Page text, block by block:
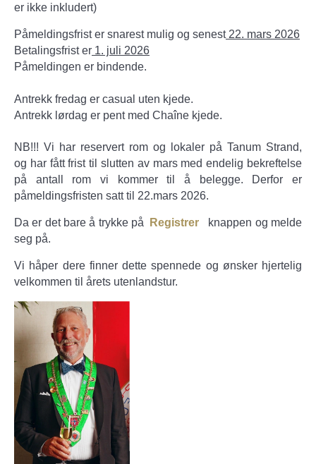
er ikke inkludert)
Påmeldingsfrist er snarest mulig og senest22. mars 2026
Betalingsfrist er 1. juli 2026
Påmeldingen er bindende.
Antrekk fredag er casual uten kjede.
Antrekk lørdag er pent med Chaîne kjede.
NB!!! Vi har reservert rom og lokaler på Tanum Strand,
og har fått frist til slutten av mars med endelig bekreftelse
på antall rom vi kommer til å belegge. Derfor er
påmeldingsfristen satt til 22.mars 2026.
Da er det bare å trykke på Registrer knappen og melde
seg på.
Vi håper dere finner dette spennede og ønsker hjertelig
velkommen til årets utenlandstur.